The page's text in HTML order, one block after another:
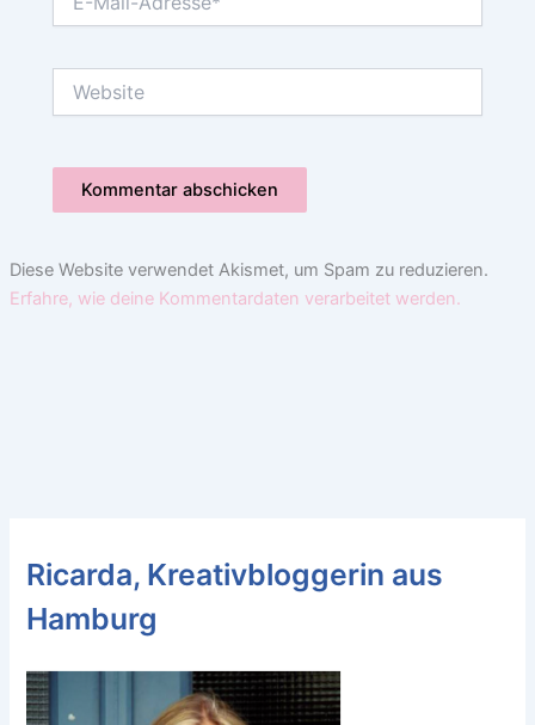
Mail-
Diese Website verwendet Akismet, um Spam zu reduzieren.
Erfahre, wie deine Kommentardaten verarbeitet werden.
Ricarda, Kreativbloggerin aus
Hamburg